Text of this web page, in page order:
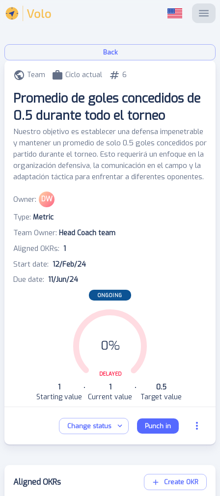
Back
Team Ciclo actual 6
Promedio de goles concedidos de
0.5 durante todo el torneo
Nuestro objetivo es establecer una defensa impenetrable
y mantener un promedio de solo 0.5 goles concedidos por
partido durante el torneo. Esto requerirá un enfoque en la
organización defensiva, la comunicación en el campo y la
adaptación táctica para enfrentar a diferentes oponentes.
Owner: DW
Type: Metric
Team Owner: Head Coach team
Aligned OKRs: 1
Start date: 12/Feb/24
Due date: 11/Jun/24
ONGOING
0%
DELAYED
1
Starting value
•
1
Current value
•
0.5
Target value
Change status Punch in
Aligned OKRs Create OKR